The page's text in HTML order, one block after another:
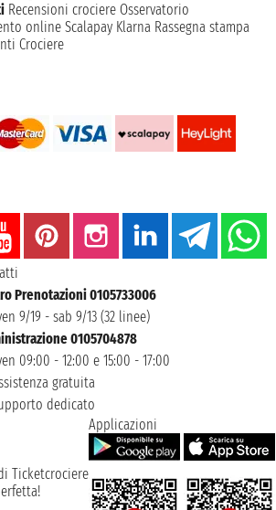
Recensioni crociere Osservatorio
online Scalapay Klarna Rassegna stampa
Crociere
Prenotazioni 0105733006
9/19 - sab 9/13 (32 linee)
0105704878
09:00 - 12:00 e 15:00 - 17:00
gratuita
dedicato
Ticketcrociere
Applicazioni